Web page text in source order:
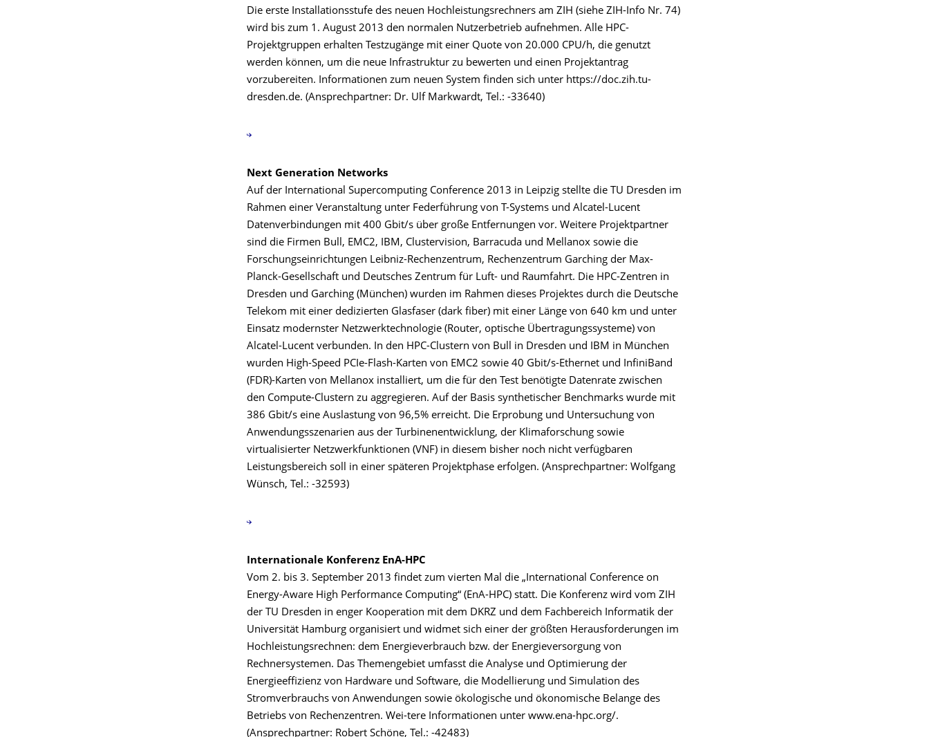
Die erste Installationsstufe des neuen Hochleistungsrechners am ZIH (siehe ZIH-Info Nr. 74)
wird bis zum 1. August 2013 den normalen Nutzerbetrieb aufnehmen. Alle HPC-
Projektgruppen erhalten Testzugänge mit einer Quote von 20.000 CPU/h, die genutzt
werden können, um die neue Infrastruktur zu bewerten und einen Projektantrag
vorzubereiten. Informationen zum neuen System finden sich unter https://doc.zih.tu-
dresden.de. (Ansprechpartner: Dr. Ulf Markwardt, Tel.: -33640)
Next Generation Networks
Auf der International Supercomputing Conference 2013 in Leipzig stellte die TU Dresden im
Rahmen einer Veranstaltung unter Federführung von T-Systems und Alcatel-Lucent
Datenverbindungen mit 400 Gbit/s über große Entfernungen vor. Weitere Projektpartner
sind die Firmen Bull, EMC2, IBM, Clustervision, Barracuda und Mellanox sowie die
Forschungseinrichtungen Leibniz-Rechenzentrum, Rechenzentrum Garching der Max-
Planck-Gesellschaft und Deutsches Zentrum für Luft- und Raumfahrt. Die HPC-Zentren in
Dresden und Garching (München) wurden im Rahmen dieses Projektes durch die Deutsche
Telekom mit einer dedizierten Glasfaser (dark fiber) mit einer Länge von 640 km und unter
Einsatz modernster Netzwerktechnologie (Router, optische Übertragungssysteme) von
Alcatel-Lucent verbunden. In den HPC-Clustern von Bull in Dresden und IBM in München
wurden High-Speed PCIe-Flash-Karten von EMC2 sowie 40 Gbit/s-Ethernet und InfiniBand
(FDR)-Karten von Mellanox installiert, um die für den Test benötigte Datenrate zwischen
den Compute-Clustern zu aggregieren. Auf der Basis synthetischer Benchmarks wurde mit
386 Gbit/s eine Auslastung von 96,5% erreicht. Die Erprobung und Untersuchung von
Anwendungsszenarien aus der Turbinenentwicklung, der Klimaforschung sowie
virtualisierter Netzwerkfunktionen (VNF) in diesem bisher noch nicht verfügbaren
Leistungsbereich soll in einer späteren Projektphase erfolgen. (Ansprechpartner: Wolfgang
Wünsch, Tel.: -32593)
Internationale Konferenz EnA-HPC
Vom 2. bis 3. September 2013 findet zum vierten Mal die „International Conference on
Energy-Aware High Performance Computing“ (EnA-HPC) statt. Die Konferenz wird vom ZIH
der TU Dresden in enger Kooperation mit dem DKRZ und dem Fachbereich Informatik der
Universität Hamburg organisiert und widmet sich einer der größten Herausforderungen im
Hochleistungsrechnen: dem Energieverbrauch bzw. der Energieversorgung von
Rechnersystemen. Das Themengebiet umfasst die Analyse und Optimierung der
Energieeffizienz von Hardware und Software, die Modellierung und Simulation des
Stromverbrauchs von Anwendungen sowie ökologische und ökonomische Belange des
Betriebs von Rechenzentren. Wei-tere Informationen unter www.ena-hpc.org/.
(Ansprechpartner: Robert Schöne, Tel.: -42483)